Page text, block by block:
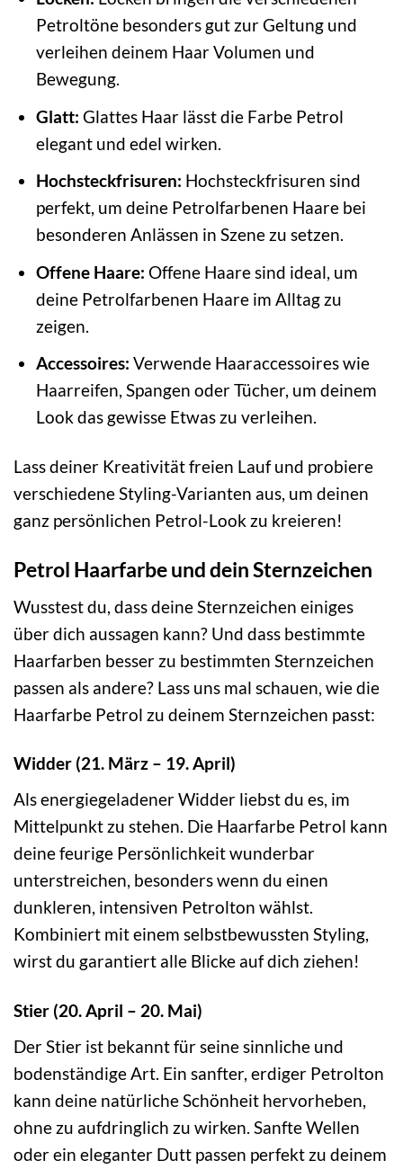
Petroltöne besonders gut zur Geltung und
verleihen deinem Haar Volumen und
Bewegung.
Glatt: Glattes Haar lässt die Farbe Petrol
elegant und edel wirken.
Hochsteckfrisuren: Hochsteckfrisuren sind
perfekt, um deine Petrolfarbenen Haare bei
besonderen Anlässen in Szene zu setzen.
Offene Haare: Offene Haare sind ideal, um
deine Petrolfarbenen Haare im Alltag zu
zeigen.
Accessoires: Verwende Haaraccessoires wie
Haarreifen, Spangen oder Tücher, um deinem
Look das gewisse Etwas zu verleihen.
Lass deiner Kreativität freien Lauf und probiere
verschiedene Styling-Varianten aus, um deinen
ganz persönlichen Petrol-Look zu kreieren!
Petrol Haarfarbe und dein Sternzeichen
Wusstest du, dass deine Sternzeichen einiges
über dich aussagen kann? Und dass bestimmte
Haarfarben besser zu bestimmten Sternzeichen
passen als andere? Lass uns mal schauen, wie die
Haarfarbe Petrol zu deinem Sternzeichen passt:
Widder (21. März – 19. April)
Als energiegeladener Widder liebst du es, im
Mittelpunkt zu stehen. Die Haarfarbe Petrol kann
deine feurige Persönlichkeit wunderbar
unterstreichen, besonders wenn du einen
dunkleren, intensiven Petrolton wählst.
Kombiniert mit einem selbstbewussten Styling,
wirst du garantiert alle Blicke auf dich ziehen!
Stier (20. April – 20. Mai)
Der Stier ist bekannt für seine sinnliche und
bodenständige Art. Ein sanfter, erdiger Petrolton
kann deine natürliche Schönheit hervorheben,
ohne zu aufdringlich zu wirken. Sanfte Wellen
oder ein eleganter Dutt passen perfekt zu deinem